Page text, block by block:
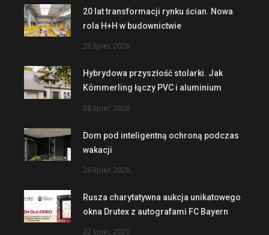
20 lat transformacji rynku ścian. Nowa
rola H+H w budownictwie
28 lipiec 2026
Hybrydowa przyszłość stolarki. Jak
Kömmerling łączy PVC i aluminium
28 lipiec 2026
Dom pod inteligentną ochroną podczas
wakacji
28 lipiec 2026
Rusza charytatywna aukcja unikatowego
okna Drutex z autografami FC Bayern
22 lipiec 2026